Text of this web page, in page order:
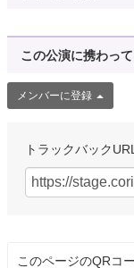
この公演に携わっ
メンバーに登録
トラックバック
このページのQRコ